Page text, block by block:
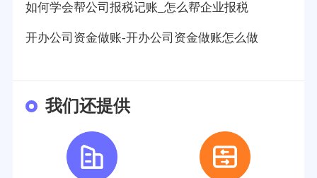
如何学会帮公司报税记账_怎么帮企业报税
开办公司资金做账-开办公司资金做账怎么做
我们还提供